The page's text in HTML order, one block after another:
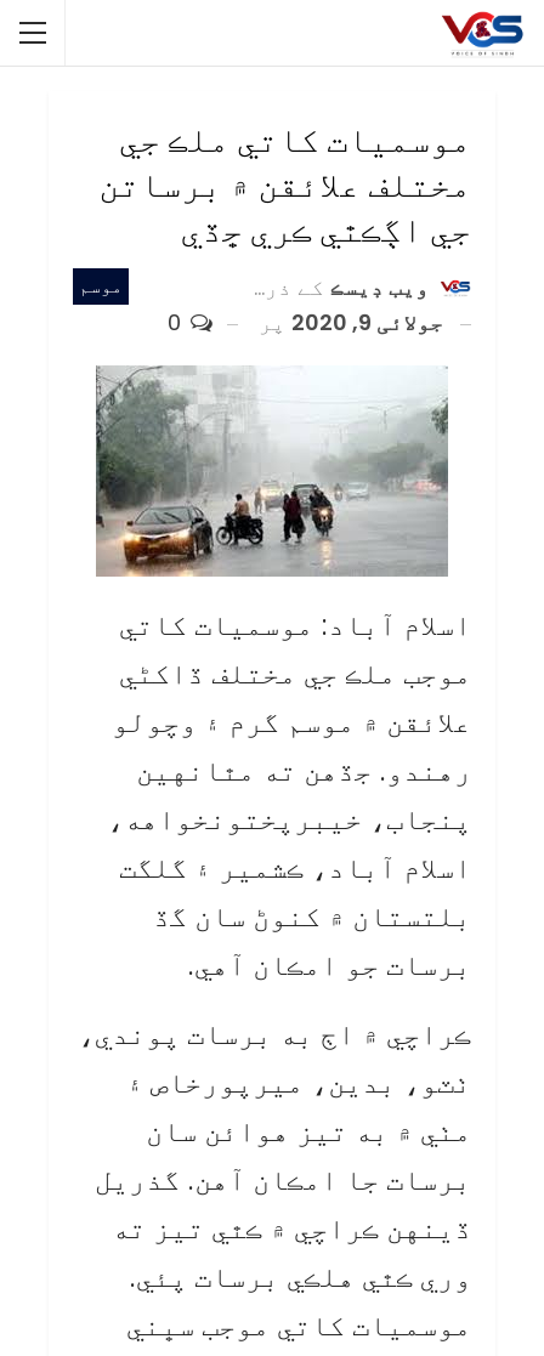
موسميات کاتي ملڪ جي
مختلف علائقن ۾ برساتن
جي اڳڪٿي ڪري ڇڏي
موسم ويب ڊيسڪ کے ذریعہ
جولائی 9, 2020
پر
اسلام آباد: موسميات کاتي
موجب ملڪ جي مختلف ڏاکڻي
علائقن ۾ موسم گرم ۽ وچولو
رهندو. جڏهن ته مٿانهين
پنجاب، خيبرپختونخواهه،
اسلام آباد، ڪشمير ۽ گلگت
بلتستان ۾ کنوڻ سان گڏ
برسات جو امڪان آهي.
ڪراچي ۾ اڄ به برسات پوندي،
ٺٽو، بدين، ميرپورخاص ۽
مٺي ۾ به تيز هوائن سان
برسات جا امڪان آهن. گذريل
ڏينهن ڪراچي ۾ ڪٿي تيز ته
وري ڪٿي هلڪي برسات پئي.
موسميات کاتي موجب سڀني